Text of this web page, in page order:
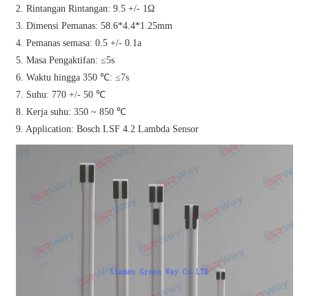
2. Rintangan Rintangan: 9.5 +/- 1Ω
3. Dimensi Pemanas: 58.6*4.4*1.25mm
4. Pemanas semasa: 0.5 +/- 0.1a
5. Masa Pengaktifan: ≤5s
6. Waktu hingga 350 ℃: ≤7s
7. Suhu: 770 +/- 50 ℃
8. Kerja suhu: 350 ~ 850 ℃
9. Application: Bosch LSF 4.2 Lambda Sensor